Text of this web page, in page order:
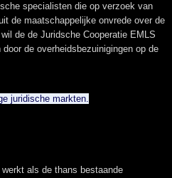
specialisten die op verzoek van
de maatschappelijke onvrede over de
de de Juridsche Cooperatie EMLS
de overheidsbezuinigingen op de
juridische markten.
als de thans bestaande